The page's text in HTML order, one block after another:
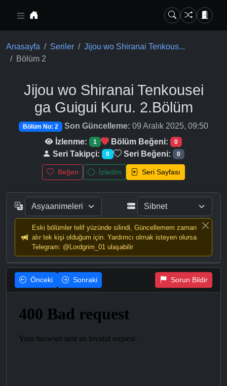
Anasayfa Seriler
Jijou wo Shiranai Tenkous...
Bölüm 2
Jijou wo Shiranai Tenkousei
ga Guigui Kuru. 2.Bölüm
Bölüm No: 2 Son Güncelleme: 09 Aralık 2025, 09:50
İzlenme:
1 Bölüm Beğeni: 0
Seri Takipçi: 0 Seri Beğeni: 0
Beğen İzledim Seri Sayfası
Eski bölümler telif yüzünde silindi, Güncellemem zaman
alır tek kişi olduğum için. Yardımcı olmak isteyen olursa
Telegram: @Lordgrim_01 ulaşabilir
Önceki Sonraki Sorun Bildir